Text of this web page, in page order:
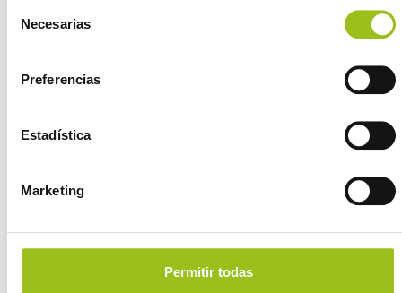
Necesarias
Preferencias
Estadística
Marketing
Permitir todas